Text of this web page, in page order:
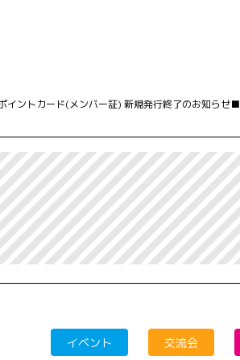
イントカード(メンバー証) 新規発行終了のお知らせ■
イベント 交流会